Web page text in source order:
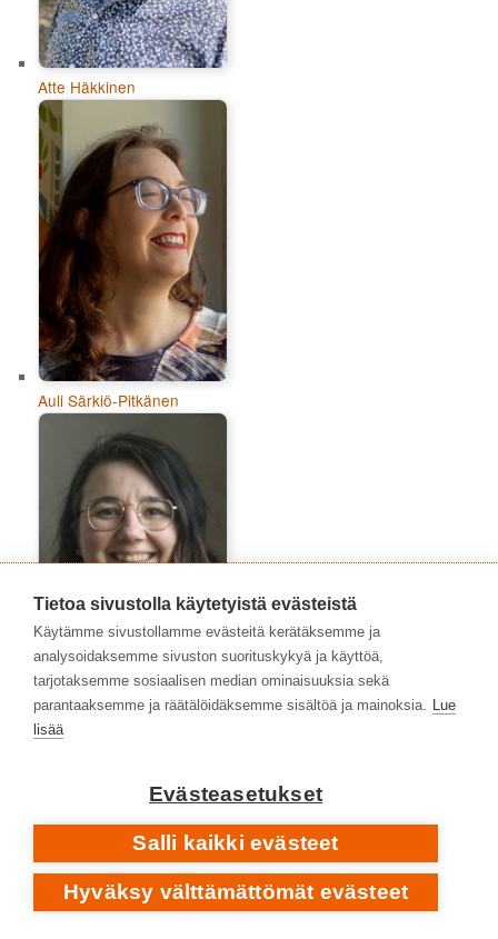
Atte Häkkinen
Auli Särkiö-Pitkänen
Azra Arnautović
Tietoa sivustolla käytetyistä evästeistä
Käytämme sivustollamme evästeitä kerätäksemme ja
analysoidaksemme sivuston suorituskykyä ja käyttöä,
tarjotaksemme sosiaalisen median ominaisuuksia sekä
parantaaksemme ja räätälöidäksemme sisältöä ja mainoksia. Lue
lisää
Evästeasetukset
Salli kaikki evästeet
Hyväksy välttämättömät evästeet